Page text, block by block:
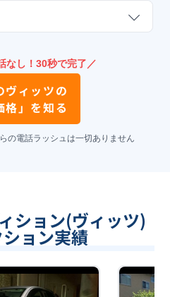
なし！30秒で完了／
ヴィッツの
格」を知る
の電話ラッシュは一切ありません
ション(ヴィッツ)
ョン実績